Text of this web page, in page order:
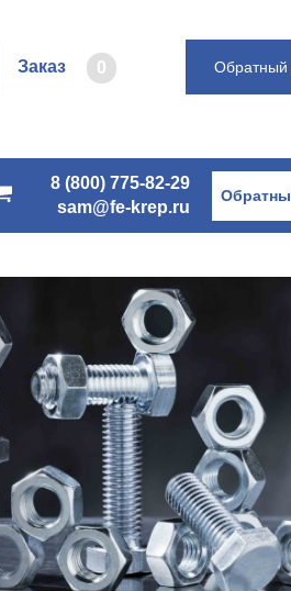
Заказ 0
8 (800) 775-82-29
sam@fe-krep.ru